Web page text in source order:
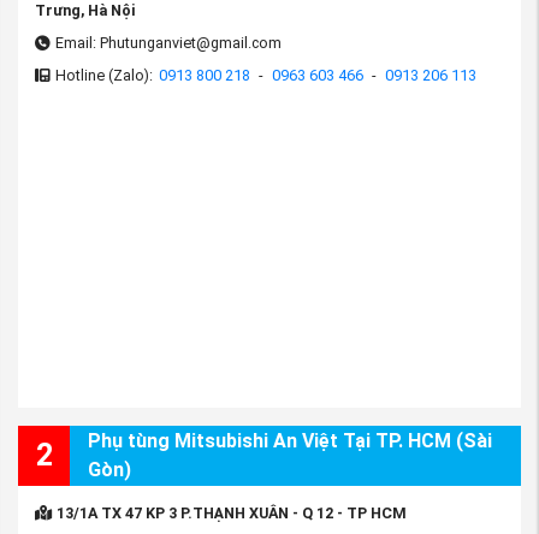
Trưng, Hà Nội
Email: Phutunganviet@gmail.com
Hotline (Zalo): 0913 800 218 - 0963 603 466 - 0913 206 113
2
Phụ tùng Mitsubishi An Việt Tại TP. HCM (Sài
Gòn)
13/1A TX 47 KP 3 P.THẠNH XUÂN - Q 12 - TP HCM